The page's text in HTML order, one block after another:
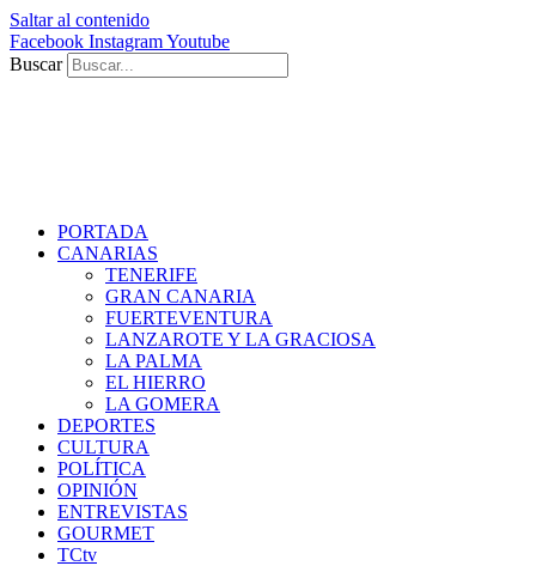
Saltar al contenido
Facebook InstagramYoutube
Buscar
PORTADA
CANARIAS
TENERIFE
GRAN CANARIA
FUERTEVENTURA
LANZAROTE Y LA GRACIOSA
LA PALMA
EL HIERRO
LA GOMERA
DEPORTES
CULTURA
POLÍTICA
OPINIÓN
ENTREVISTAS
GOURMET
TCtv